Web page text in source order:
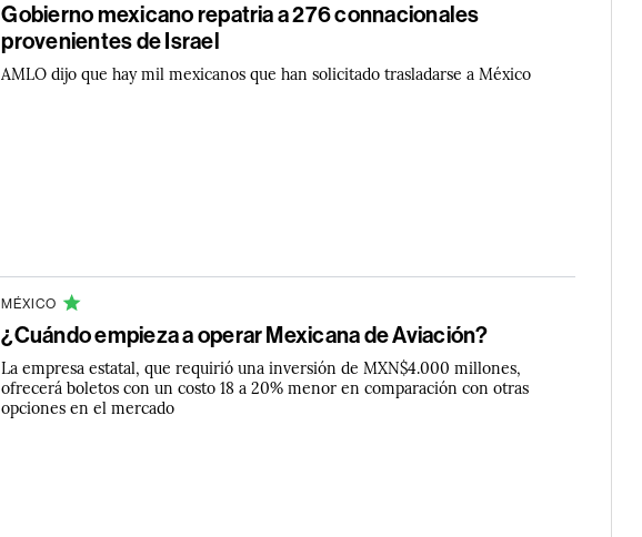
Gobierno mexicano repatria a 276 connacionales
provenientes de Israel
AMLO dijo que hay mil mexicanos que han solicitado trasladarse a México
MÉXICO
¿Cuándo empieza a operar Mexicana de Aviación?
La empresa estatal, que requirió una inversión de MXN$4.000 millones,
ofrecerá boletos con un costo 18 a 20% menor en comparación con otras
opciones en el mercado